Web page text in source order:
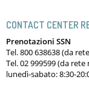
CONTACT CENTER
Prenotazioni SSN
Tel. 800 638638 (da
Tel. 02 999599 (da
lunedì-sabato: 8:30-